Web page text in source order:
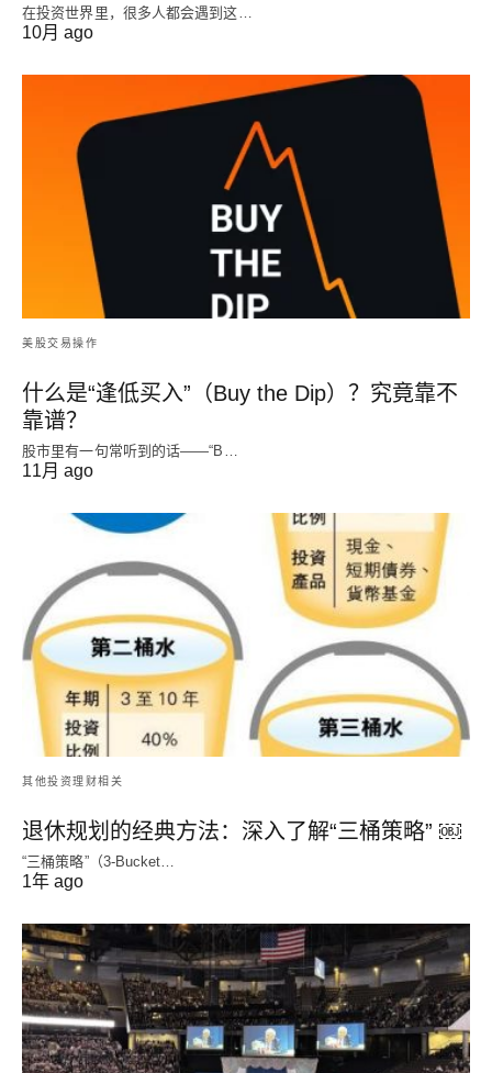
在投资世界里，很多人都会遇到这…
10月 ago
美股交易操作
什么是“逢低买入”（Buy the Dip）？究竟靠不
靠谱？
股市里有一句常听到的话——“B…
11月 ago
其他投资理财相关
退休规划的经典方法：深入了解“三桶策略” ￼
“三桶策略”（3-Bucket…
1年 ago